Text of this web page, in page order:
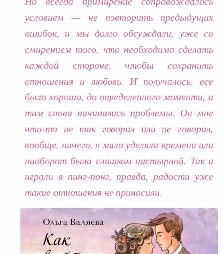
условием — не повторить предыдущих
ошибок, и мы долго обсуждали, уже со
смирением того, что необходимо сделать
каждой стороне, чтобы сохранить
отношения и любовь. И получалось, все
было хорошо, до определенного момента, а
там снова начинались проблемы. Он мне
что-то не так говорил или не говорил,
вообще, ничего, я мало уделяла времени или
наоборот была слишком настырной. Так и
играли в пинг-понг, правда, радости уже
такие отношения не приносили.